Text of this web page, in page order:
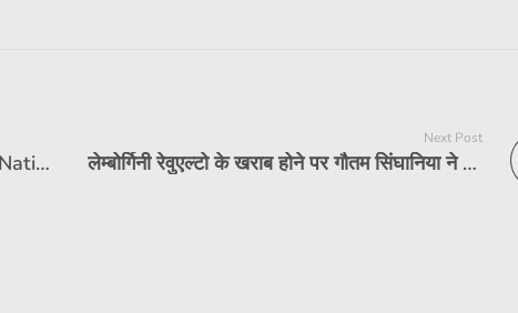
Nitin Gadkari reviews progress of 21 National Highway projects in Kerala
Next Post
लेम्बोर्गिनी रेवुएल्टो के खराब होने पर गौतम सिंघानिया ने चिंता जताई